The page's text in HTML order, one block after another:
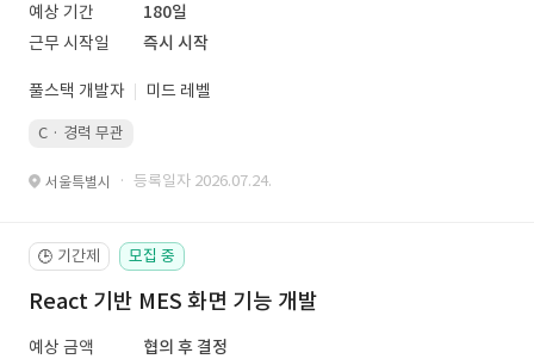
예상 기간
180일
근무 시작일
즉시 시작
풀스택 개발자 미드 레벨
C · 경력 무관
서울특별시 · 등록일자 2026.07.24.
🕒 기간제 모집 중
React 기반 MES 화면 기능 개발
예상 금액
협의 후 결정